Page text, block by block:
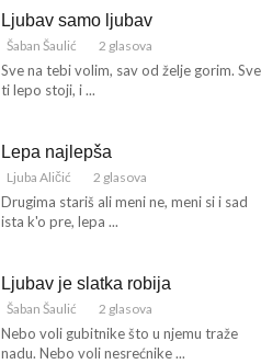
Ljubav samo ljubav
Šaban Šaulić 2 glasova
Sve na tebi volim, sav od želje gorim. Sve
ti lepo stoji, i ...
Lepa najlepša
Ljuba Aličić 2 glasova
Drugima stariš ali meni ne, meni si i sad
ista k'o pre, lepa ...
Ljubav je slatka robija
Šaban Šaulić 2 glasova
Nebo voli gubitnike što u njemu traže
nadu. Nebo voli nesrećnike ...